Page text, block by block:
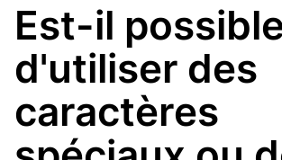
Est-il
d'utiliser des
caractères